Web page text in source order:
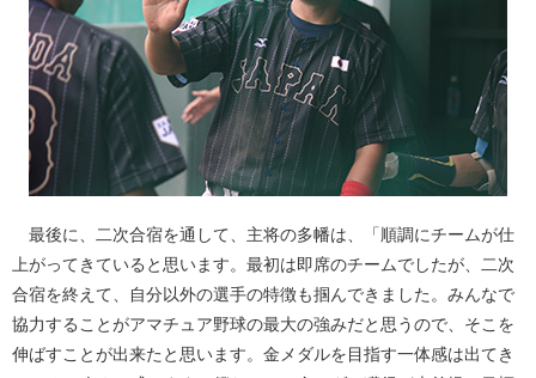
最後に、二次合宿を通して、主将の多幡は、「順調にチームが仕
上がってきていると思います。最初は即席のチームでしたが、二次
合宿を終えて、自分以外の選手の特徴も掴んできました。みんなで
協力することがアマチュア野球の最大の強みだと思うので、そこを
伸ばすことが出来たと思います。金メダルを目指す一体感は出てき